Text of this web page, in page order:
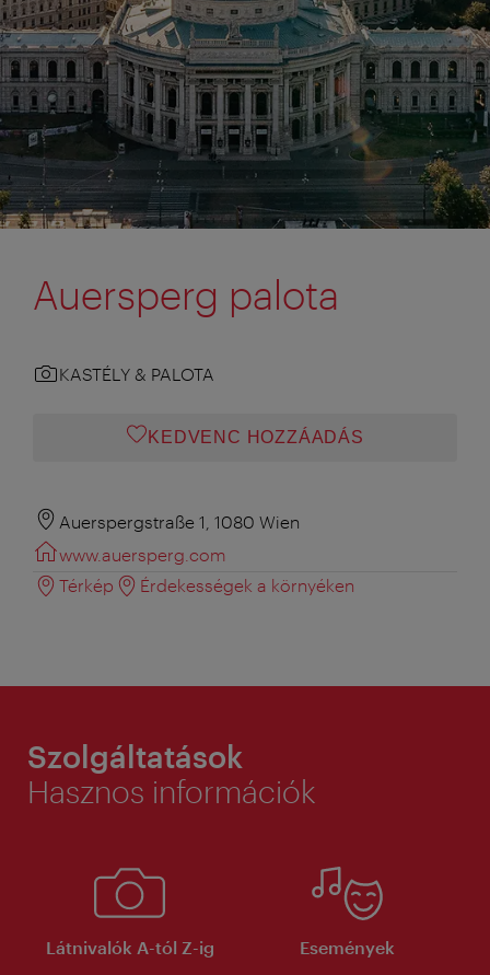
Auersperg palota
KASTÉLY & PALOTA
KEDVENC HOZZÁADÁS
Auerspergstraße 1, 1080 Wien
www.auersperg.com
Térkép
Érdekességek a környéken
Szolgáltatások
Hasznos információk
Látnivalók A-tól Z-ig Események